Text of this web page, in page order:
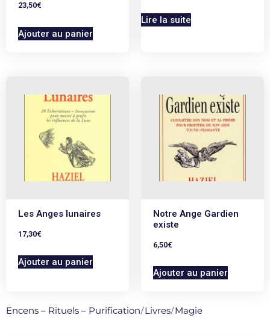
23,50€
Ajouter au panier
Lire la suite
Les Anges lunaires
17,30€
Ajouter au panier
Notre Ange Gardien
existe
6,50€
Ajouter au panier
Encens – Rituels – Purification/Livres/Magie